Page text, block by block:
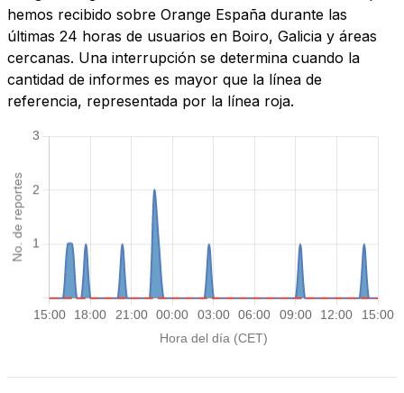
hemos recibido sobre Orange España durante las
últimas 24 horas de usuarios en Boiro, Galicia y áreas
cercanas. Una interrupción se determina cuando la
cantidad de informes es mayor que la línea de
referencia, representada por la línea roja.